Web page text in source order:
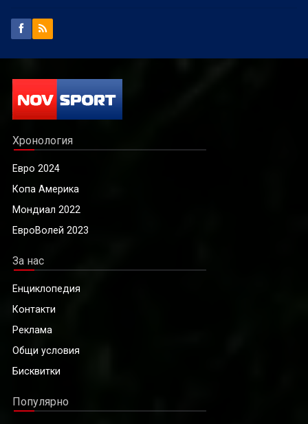
Хронология
Евро 2024
Копа Америка
Мондиал 2022
ЕвроВолей 2023
За нас
Енциклопедия
Контакти
Реклама
Общи условия
Бисквитки
Популярно